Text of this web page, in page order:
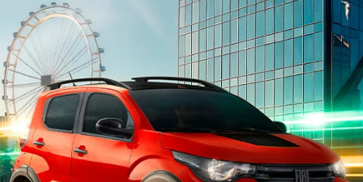
Versão escolhida
Preferência de contato: